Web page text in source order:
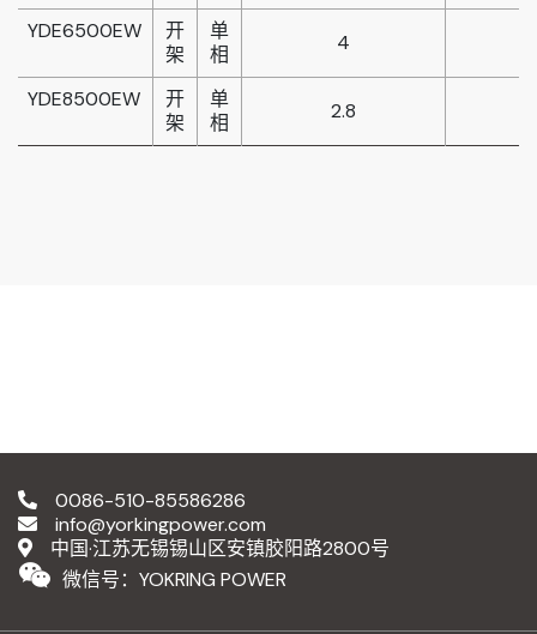
YDE6500EW
开
架
单
相
4
YDE8500EW
开
架
单
相
2.8
0086-510-85586286
info@yorkingpower.com
中国·江苏无锡锡山区安镇胶阳路2800号
微信号：YOKRING POWER